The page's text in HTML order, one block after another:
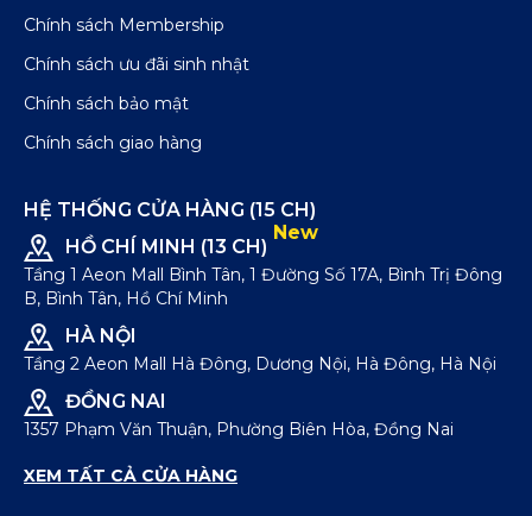
Chính sách Membership
Chính sách ưu đãi sinh nhật
Chính sách bảo mật
Chính sách giao hàng
HỆ THỐNG CỬA HÀNG (15 CH)
HỒ CHÍ MINH (13 CH)
New
Tầng 1 Aeon Mall Bình Tân, 1 Đường Số 17A, Bình Trị Đông
B, Bình Tân, Hồ Chí Minh
HÀ NỘI
Tầng 2 Aeon Mall Hà Đông, Dương Nội, Hà Đông, Hà Nội
ĐỒNG NAI
1357 Phạm Văn Thuận, Phường Biên Hòa, Đồng Nai
XEM TẤT CẢ CỬA HÀNG